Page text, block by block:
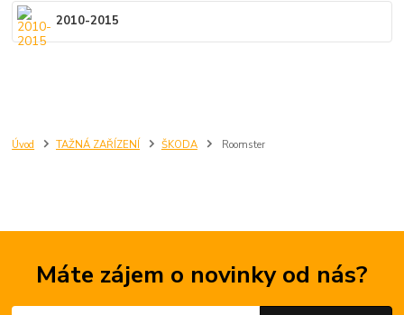
Úvod TAŽNÁ ZAŘÍZENÍ ŠKODA Roomster
2010-2015
Máte zájem o novinky od nás?